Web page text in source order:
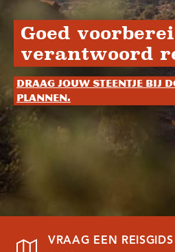
Goed
verantwoord
Draag jouw steentje bij
plannen.
VRAAG EEN